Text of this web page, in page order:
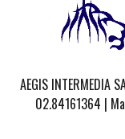
AEGIS
02.84161364 |